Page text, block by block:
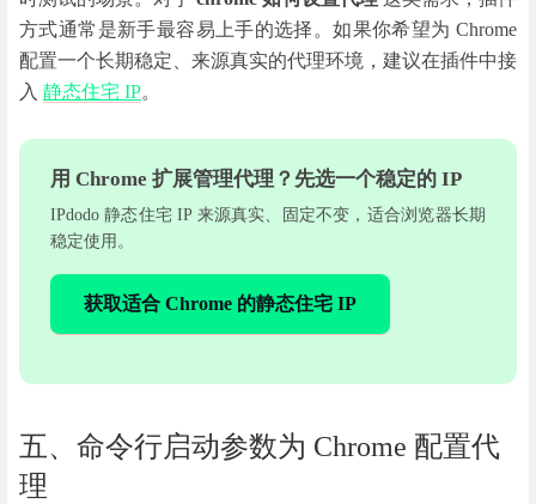
方式通常是新手最容易上手的选择。如果你希望为 Chrome
配置一个长期稳定、来源真实的代理环境，建议在插件中接
入 静态住宅 IP。
用 Chrome 扩展管理代理？先选一个稳定的 IP
IPdodo 静态住宅 IP 来源真实、固定不变，适合浏览器长期
稳定使用。
获取适合 Chrome 的静态住宅 IP
五、命令行启动参数为 Chrome 配置代
理